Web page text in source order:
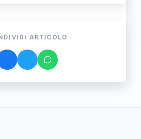
ARTICOLO